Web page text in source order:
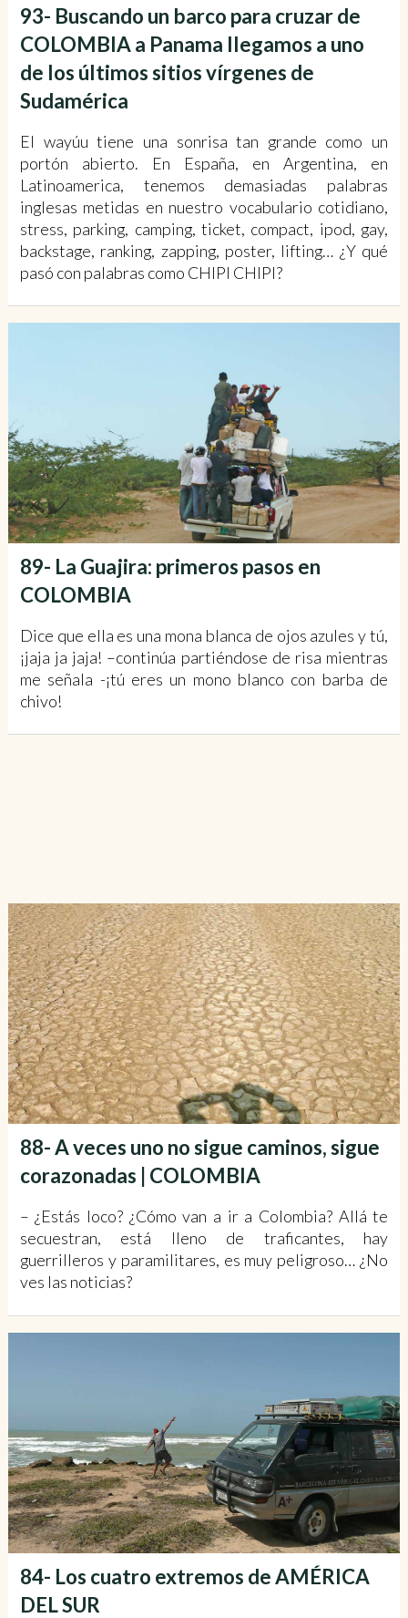
93- Buscando un barco para cruzar de
COLOMBIA a Panama llegamos a uno
de los últimos sitios vírgenes de
Sudamérica
El wayúu tiene una sonrisa tan grande como un
portón abierto. En España, en Argentina, en
Latinoamerica, tenemos demasiadas palabras
inglesas metidas en nuestro vocabulario cotidiano,
stress, parking, camping, ticket, compact, ipod, gay,
backstage, ranking, zapping, poster, lifting… ¿Y qué
pasó con palabras como CHIPI CHIPI?
89- La Guajira: primeros pasos en
COLOMBIA
Dice que ella es una mona blanca de ojos azules y tú,
¡jaja ja jaja! –continúa partiéndose de risa mientras
me señala -¡tú eres un mono blanco con barba de
chivo!
88- A veces uno no sigue caminos, sigue
corazonadas | COLOMBIA
– ¿Estás loco? ¿Cómo van a ir a Colombia? Allá te
secuestran, está lleno de traficantes, hay
guerrilleros y paramilitares, es muy peligroso… ¿No
ves las noticias?
84- Los cuatro extremos de AMÉRICA
DEL SUR